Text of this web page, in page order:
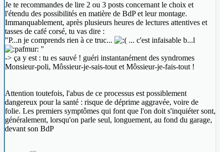
Je te recommandes de lire 2 ou 3 posts concernant le choix et
l'étendu des possibilités en matière de BdP et leur montage.
Immanquablement, après plusieurs heures de lectures attentives et
tasses de café corsé, tu vas dire :
"P...n je comprends rien à ce truc...
... c'est infaisable b...l
"
-> ça y est : tu es sauvé ! guéri instantanément des syndromes
Monsieur-poli, Môssieur-je-sais-tout et Môssieur-je-fais-tout !
Attention toutefois, l'abus de ce processus est possiblement
dangereux pour la santé : risque de déprime aggravée, voire de
folie. Les premiers symptômes qui font que l'on doit s'inquiéter sont,
généralement, lorsqu'on parle seul, longuement, au fond du garage,
devant son BdP